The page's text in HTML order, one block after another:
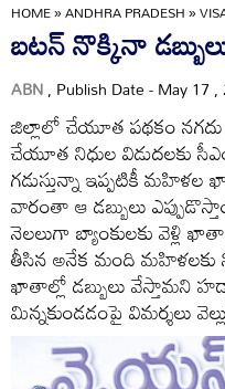
HOME»ANDHRA PRADESH»
బటన్‌ నొక్కినా
ABN, Publish Date - May 17
జిల్లాలో చేయూత పథకం నగదు
చేయూత నిధుల విడుదలకు
గడుస్తున్నా ఇప్పటికీ మహిళల
వారంతా ఆ డబ్బులు
నెలలుగా బ్యాంకులకు వెళ్లి
తీసిన అనేక మంది మహిళలకు
ఖాతాల్లో డబ్బులు వేస్తామని
మిన్నకుండడంపై విమర్శలు